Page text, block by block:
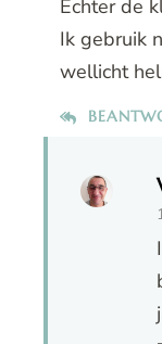
Echter de
Ik gebruik
wellicht